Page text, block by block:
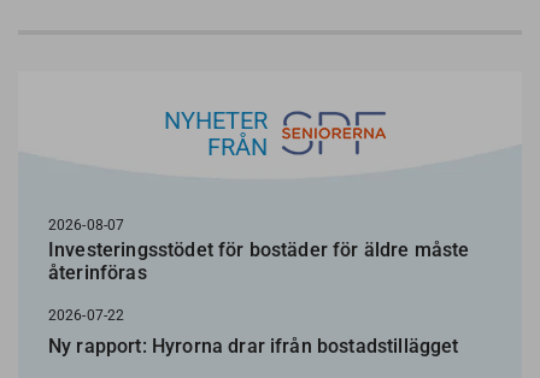
NYHETER
FRÅN
2026-08-07
Investeringsstödet för bostäder för äldre måste
återinföras
2026-07-22
Ny rapport: Hyrorna drar ifrån bostadstillägget